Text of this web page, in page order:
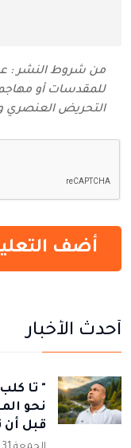
من شروط النشر :
للمقدسات أو مهاجمة
التحريض العنصري
أحدث الأخبار
" تا
نحو
قبل أن